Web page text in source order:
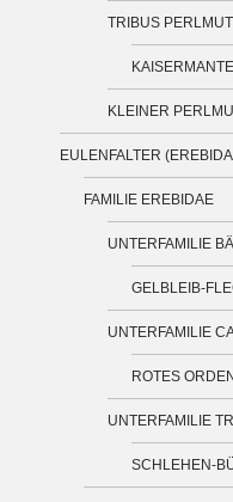
TRIBUS
KLEINER
EULENFALTER
FAMILIE EREBIDAE
UNTERFAMILIE
GELBLEIB-
UNTERFAMILIE
ROTES
UNTERFAMILIE
SCHLEHEN-